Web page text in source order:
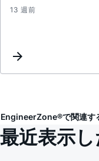
13 週前
EngineerZone®で関連す
最近表示